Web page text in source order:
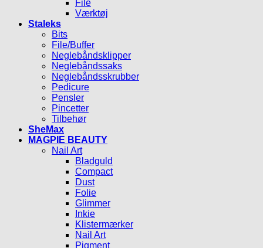
File
Værktøj
Staleks
Bits
File/Buffer
Neglebåndsklipper
Neglebåndssaks
Neglebåndsskrubber
Pedicure
Pensler
Pincetter
Tilbehør
SheMax
MAGPIE BEAUTY
Nail Art
Bladguld
Compact
Dust
Folie
Glimmer
Inkie
Klistermærker
Nail Art
Pigment